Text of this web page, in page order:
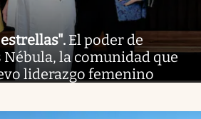
. El poder de
Nébula, la comunidad que
liderazgo femenino